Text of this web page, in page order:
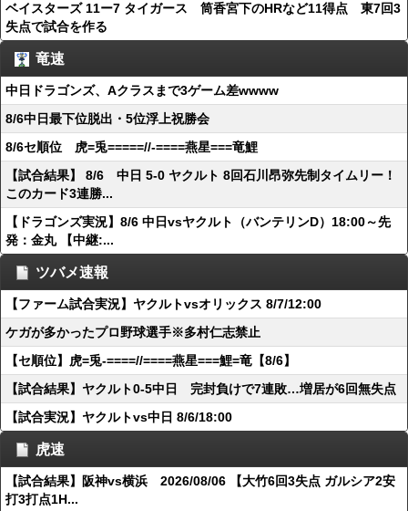
ベイスターズ 11ー7 タイガース 筒香宮下のHRなど11得点 東7回3
失点で試合を作る
竜速
中日ドラゴンズ、Aクラスまで3ゲーム差wwww
8/6中日最下位脱出・5位浮上祝勝会
8/6セ順位 虎=兎=====//-====燕星===竜鯉
【試合結果】 8/6 中日 5-0 ヤクルト 8回石川昂弥先制タイムリー！
このカード3連勝...
【ドラゴンズ実況】8/6 中日vsヤクルト（バンテリンD）18:00～先
発：金丸 【中継:...
ツバメ速報
【ファーム試合実況】ヤクルトvsオリックス 8/7/12:00
ケガが多かったプロ野球選手※多村仁志禁止
【セ順位】虎=兎-====//====燕星===鯉=竜【8/6】
【試合結果】ヤクルト0-5中日 完封負けで7連敗…増居が6回無失点
【試合実況】ヤクルトvs中日 8/6/18:00
虎速
【試合結果】阪神vs横浜 2026/08/06 【大竹6回3失点 ガルシア2安
打3打点1H...